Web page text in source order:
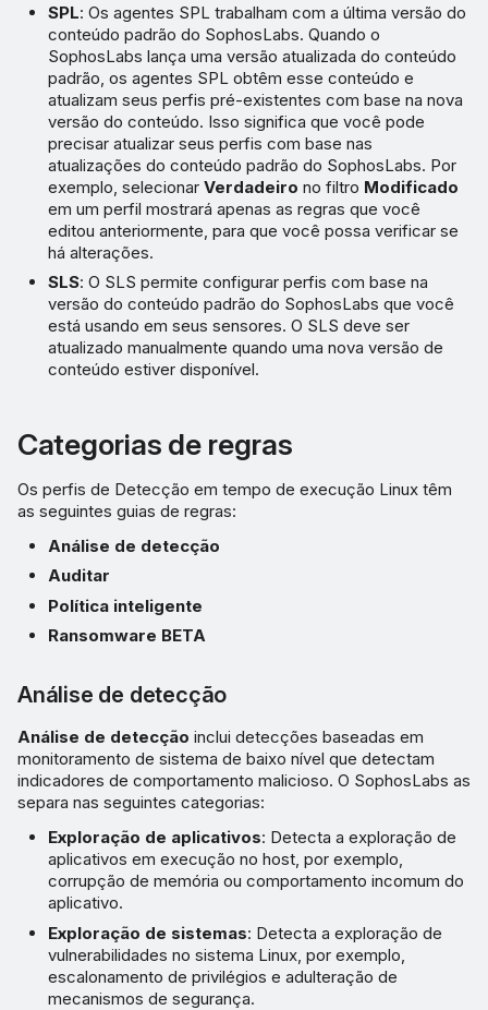
SPL: Os agentes SPL trabalham com a última versão do
conteúdo padrão do SophosLabs. Quando o
SophosLabs lança uma versão atualizada do conteúdo
padrão, os agentes SPL obtêm esse conteúdo e
atualizam seus perfis pré-existentes com base na nova
versão do conteúdo. Isso significa que você pode
precisar atualizar seus perfis com base nas
atualizações do conteúdo padrão do SophosLabs. Por
exemplo, selecionarVerdadeiro no filtro Modificado
em um perfil mostrará apenas as regras que você
editou anteriormente, para que você possa verificar se
há alterações.
SLS: O SLS permite configurar perfis com base na
versão do conteúdo padrão do SophosLabs que você
está usando em seus sensores. O SLS deve ser
atualizado manualmente quando uma nova versão de
conteúdo estiver disponível.
Categorias de regras
Os perfis de Detecção em tempo de execução Linux têm
as seguintes guias de regras:
Análise de detecção
Auditar
Política inteligente
Ransomware BETA
Análise de detecção
Análise de detecção inclui detecções baseadas em
monitoramento de sistema de baixo nível que detectam
indicadores de comportamento malicioso. O SophosLabs as
separa nas seguintes categorias:
Exploração de aplicativos: Detecta a exploração de
aplicativos em execução no host, por exemplo,
corrupção de memória ou comportamento incomum do
aplicativo.
Exploração de sistemas: Detecta a exploração de
vulnerabilidades no sistema Linux, por exemplo,
escalonamento de privilégios e adulteração de
mecanismos de segurança.